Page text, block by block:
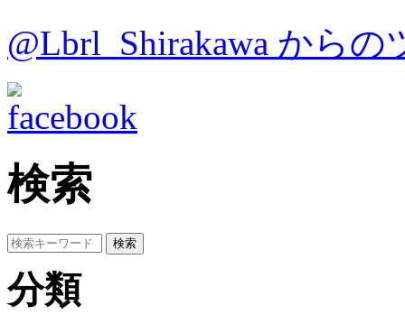
@Lbrl_Shirakawa からの
検索
分類